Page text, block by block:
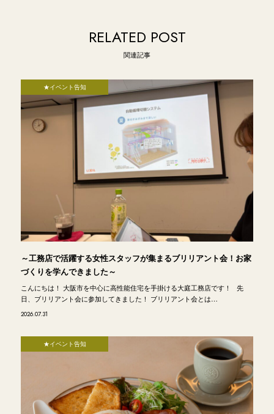
RELATED POST
関連記事
★イベント告知
～工務店で活躍する女性スタッフが集まるブリリアント会！お家
づくりを学んできました～
こんにちは！ 大阪市を中心に高性能住宅を手掛ける大庭工務店です！ 先
日、ブリリアント会に参加してきました！ ブリリアント会とは…
2026.07.31
★イベント告知